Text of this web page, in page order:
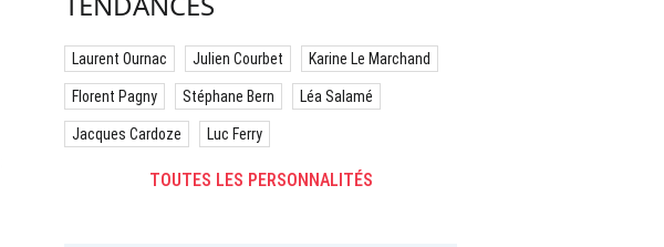
Laurent Ournac Julien Courbet Karine Le Marchand
Florent Pagny Stéphane Bern Léa Salamé
Jacques Cardoze Luc Ferry
TOUTES LES PERSONNALITÉS